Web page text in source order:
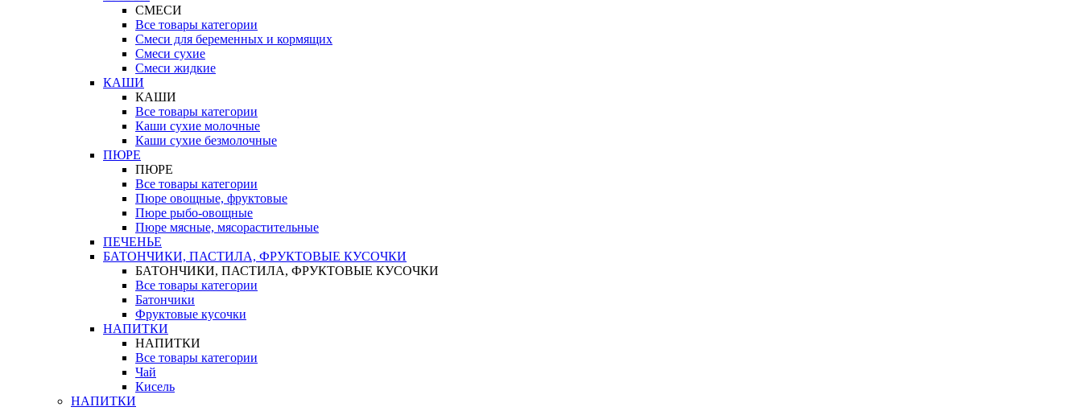
СМЕСИ
Все товары категории
Смеси для беременных и кормящих
Смеси сухие
Смеси жидкие
КАШИ
КАШИ
Все товары категории
Каши сухие молочные
Каши сухие безмолочные
ПЮРЕ
ПЮРЕ
Все товары категории
Пюре овощные, фруктовые
Пюре рыбо-овощные
Пюре мясные, мясорастительные
ПЕЧЕНЬЕ
БАТОНЧИКИ, ПАСТИЛА, ФРУКТОВЫЕ КУСОЧКИ
БАТОНЧИКИ, ПАСТИЛА, ФРУКТОВЫЕ КУСОЧКИ
Все товары категории
Батончики
Фруктовые кусочки
НАПИТКИ
НАПИТКИ
Все товары категории
Чай
Кисель
НАПИТКИ